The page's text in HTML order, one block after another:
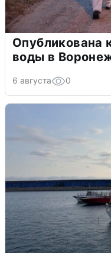
Опубликована
воды в
6 августа 0